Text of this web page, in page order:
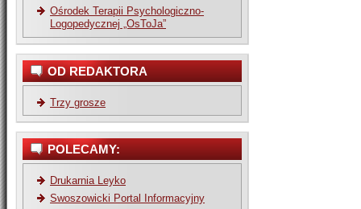
Ośrodek Terapii Psychologiczno-
Logopedycznej „OsToJa”
OD REDAKTORA
Trzy grosze
POLECAMY:
Drukarnia Leyko
Swoszowicki Portal Informacyjny